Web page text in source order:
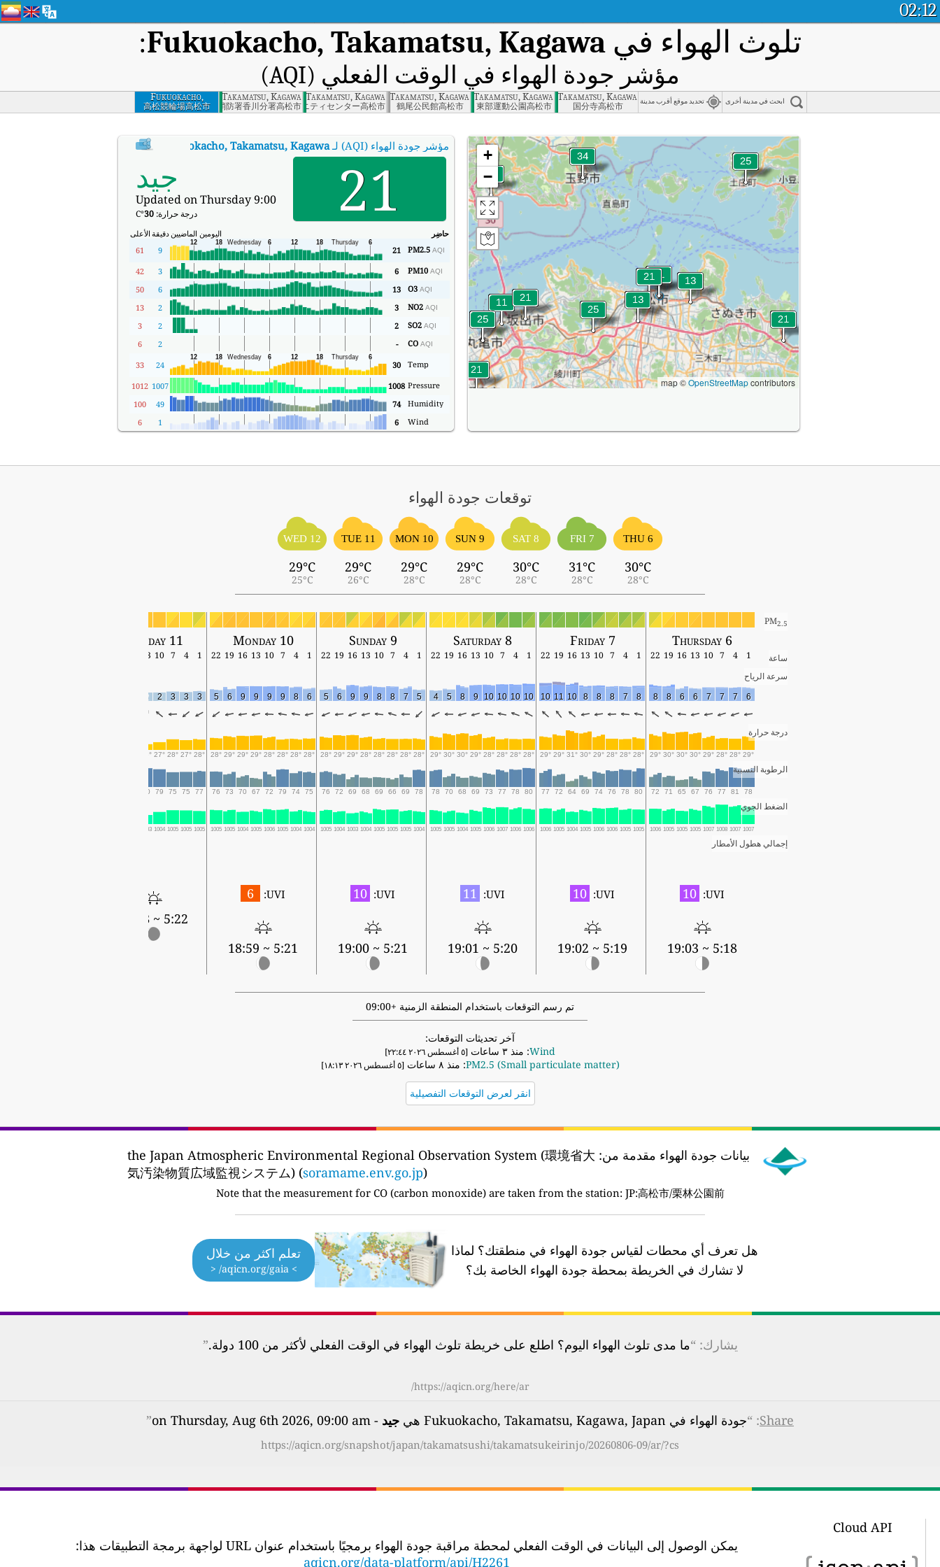
02:12
تلوث الهواء في Fukuokacho, Takamatsu, Kagawa
:
مؤشر جودة الهواء في الوقت الفعلي (AQI)
Fukuokacho,
Takamatsu, Kagawa
高松競輪場高松市
Takamatsu, Kagawa
南消防署香川分署高松市
Tamuracho, Takamatsu, Kagawa
鶴尾コミュニティセンター高松市
Tamuracho, Takamatsu, Kagawa
鶴尾公民館高松市
Takamatsucho, Takamatsu, Kagawa
東部運動公園高松市
Kokubunjicho Nii, Takamatsu, Kagawa
国分寺高松市 تحديد موقع أقرب مدينة ابحث في مدينة أخرى
مؤشر جودة الهواء (AQI) لـ Fukuokacho, Takamatsu, Kagawa
:مؤشر جودة الهواء في الوقت الفعلي (AQI) في Fukuokacho, Takamatsu, Kagawa.
21 جيد
Updated on Thursday 9:00
درجة حرارة:30
°C
حاضِر اليومين الماضييندقيقة الأعلى
PM2.5 AQI
21
9
61
PM10 AQI
6
3
42
O3 AQI
13
6
50
NO2 AQI
3
2
13
SO2 AQI
2
2
3
CO AQI
-
2
6
Temp
30
24
33
Pressure
1008
1007
1012
Humidity
74
49
100
Wind
6
1
6
+
−
map ©OpenStreetMapcontributors
توقعات جودة الهواء
THU 6
30°C
28°C
FRI 7
31°C
28°C
SAT 8
30°C
28°C
SUN 9
29°C
28°C
MON 10
29°C
28°C
TUE 11
29°C
26°C
WED 12
29°C
25°C
PM2.5
Thursday 6
Friday 7
Saturday 8
Sunday 9
Monday 10
Tuesday 11
ساعة 1
4
7
10
13
16
19
22
1
4
7
10
13
16
19
22
1
4
7
10
13
16
19
22
1
4
7
10
13
16
19
22
1
4
7
10
13
16
19
22
1
4
7
10
13
سرعة الرياح
6
7
7
7
6
6
8
8
8
7
8
8
8
10
11
10
10
10
10
10
9
8
5
4
5
7
8
8
9
9
6
5
6
8
9
9
9
9
6
5
3
3
3
2
2
درجة حرارة
29°
28°
28°
29°
30°
30°
30°
29°
28°
28°
28°
29°
30°
31°
29°
29°
28°
28°
28°
28°
29°
30°
30°
29°
28°
28°
28°
28°
28°
29°
29°
28°
28°
28°
28°
28°
29°
29°
29°
28°
28°
27°
28°
27°
26°
الرطوبة النسبية
78
81
77
76
67
65
71
72
80
78
76
74
69
64
72
77
80
78
77
73
69
68
70
78
78
69
66
69
68
69
72
76
75
74
79
72
67
70
73
76
77
75
75
79
80
الضغط الجوي
1007
1007
1008
1007
1005
1005
1005
1006
1005
1005
1006
1006
1005
1004
1005
1006
1006
1006
1007
1006
1005
1004
1005
1005
1004
1005
1005
1005
1004
1003
1004
1005
1004
1004
1005
1006
1005
1004
1005
1005
1005
1005
1005
1004
1003
إجمالي هطول الأمطار
UVI:
10
5:18 ~ 19:03
UVI:
10
5:19 ~ 19:02
UVI:
11
5:20 ~ 19:01
UVI:
10
5:21 ~ 19:00
UVI:
6
5:21 ~ 18:59
5:22 ~ 18:58
تم رسم التوقعات باستخدام المنطقة الزمنية +09:00
آخر تحديثات التوقعات:
Wind: منذ ٣ ساعات [٥ أغسطس ٢٠٢٦ ٢٢:٤٤]
PM2.5 (Small particulate matter): منذ ٨ ساعات [٥ أغسطس ٢٠٢٦ ١٨:١٣]
انقر لعرض التوقعات التفصيلية
بيانات جودة الهواء مقدمة من: the Japan Atmospheric Environmental Regional Observation System (環境省大
気汚染物質広域監視システム) (soramame.env.go.jp)
Note that the measurement for CO (carbon monoxide) are taken from the station: JP:高松市/栗林公園前
هل تعرف أي محطات لقياس جودة الهواء في منطقتك؟ لماذا
لا تشارك في الخريطة بمحطة جودة الهواء الخاصة بك؟
تعلم اكثر من خلال
> aqicn.org/gaia/ <
يشارك: “ما مدى تلوث الهواء اليوم؟ اطلع على خريطة تلوث الهواء في الوقت الفعلي لأكثر من 100 دولة. ”
https://aqicn.org/here/ar/
Share
: “جودة الهواء في Fukuokacho, Takamatsu, Kagawa, Japan هي جيد - on Thursday, Aug 6th 2026, 09:00 am
”
https://aqicn.org/snapshot/japan/takamatsushi/takamatsukeirinjo/20260806-09/ar/?cs
Cloud API
يمكن الوصول إلى البيانات في الوقت الفعلي لمحطة مراقبة جودة الهواء برمجيًا باستخدام عنوان URL لواجهة برمجة التطبيقات هذا:
aqicn.org/data-platform/api/H2261